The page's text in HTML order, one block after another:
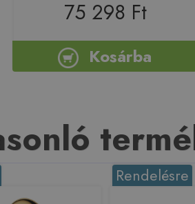
75 298 Ft
Kosárba
Rendelésre